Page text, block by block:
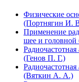
Физические
(Портнягин И.
Применение
шее и
(Генов П. Г.)
(Вяткин А. А.)